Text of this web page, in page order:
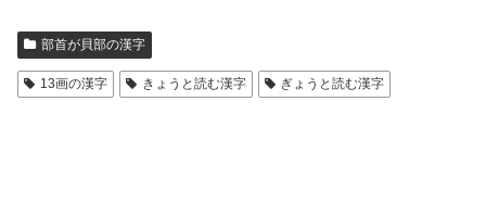
部首が貝部の漢字
13画の漢字 きょうと読む漢字 ぎょうと読む漢字